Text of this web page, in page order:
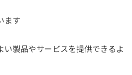
ます
製品やサービスを提供できるよ